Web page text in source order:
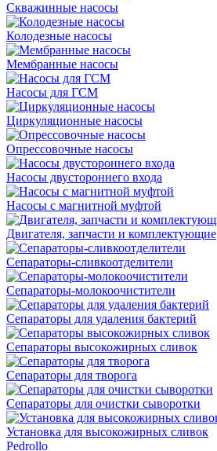
Скважинные насосы
Колодезные насосы
Мембранные насосы
Насосы для ГСМ
Циркуляционные насосы
Опрессовочные насосы
Насосы двустороннего входа
Насосы с магнитной муфтой
Двигателя, запчасти и комплектующие
Сепараторы-сливкоотделители
Сепараторы-молокоочистители
Сепараторы для удаления бактерий
Сепараторы высокожирных сливок
Сепараторы для творога
Сепараторы для очистки сыворотки
Установка для высокожирных сливок
Pedrollo